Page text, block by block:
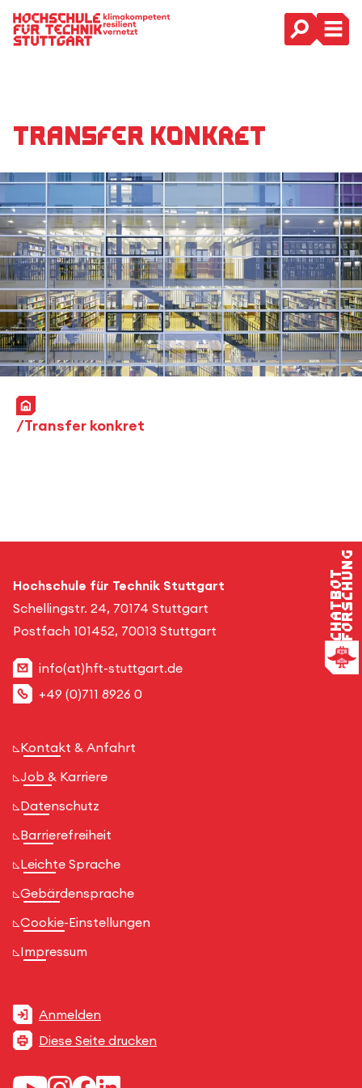
Hauptnavigation
Transfer konkret
Startseite
Transfer konkret
Hochschule für Technik Stuttgart
Schellingstr. 24, 70174 Stuttgart
Postfach 101452, 70013 Stuttgart
info(at)hft-stuttgart.de
+49 (0)711 8926 0
Kontakt & Anfahrt
Job & Karriere
Datenschutz
Barrierefreiheit
Leichte Sprache
Gebärdensprache
Cookie-Einstellungen
Impressum
Anmelden
Diese Seite drucken
ChatbotForschung